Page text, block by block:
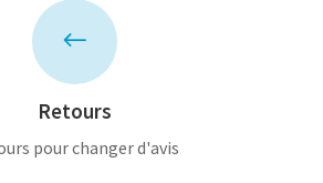
#
Retours
pour changer d'avis